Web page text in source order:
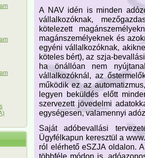
A NAV idén is minden
vállalkozóknak,
kötelezett
magánszemélyeknek és
egyéni vállalkozóknak,
köteles bért), az szja-
ha önállóan nem
vállalkozóknál, az
működik ez az
legyen beküldés előtt
szervezett jövedelmi
egységesen, valamennyi
Saját adóbevallási
Ügyfélkapun keresztül a
ról elérhető eSZJA oldalon.
többféle módon is,